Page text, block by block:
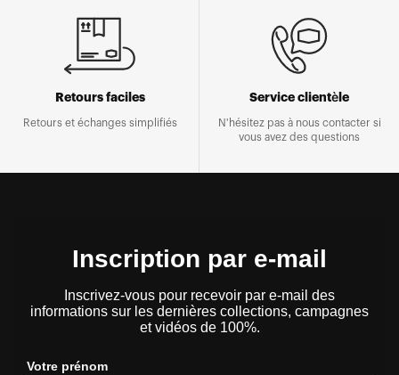
Retours faciles
Retours et échanges simplifiés
Service clientèle
N'hésitez pas à nous contacter si
vous avez des questions
Inscription par e-mail
Inscrivez-vous pour recevoir par e-mail des
informations sur les dernières collections, campagnes
et vidéos de 100%.
Votre prénom